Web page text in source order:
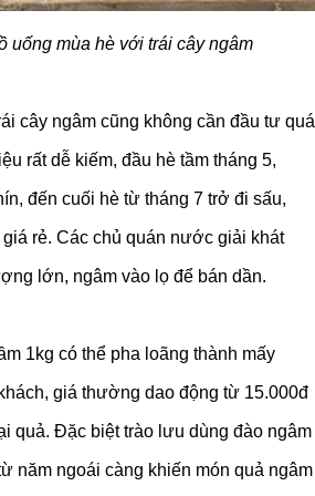
uống mùa hè với trái cây ngâm
cây ngâm cũng không cần đầu tư quá
rất dễ kiếm, đầu hè tầm tháng 5,
đến cuối hè từ tháng 7 trở đi sấu,
rẻ. Các chủ quán nước giải khát
lớn, ngâm vào lọ để bán dần.
1kg có thể pha loãng thành mấy
giá thường dao động từ 15.000đ
quả. Đặc biệt trào lưu dùng đào ngâm
năm ngoái càng khiến món quả ngâm